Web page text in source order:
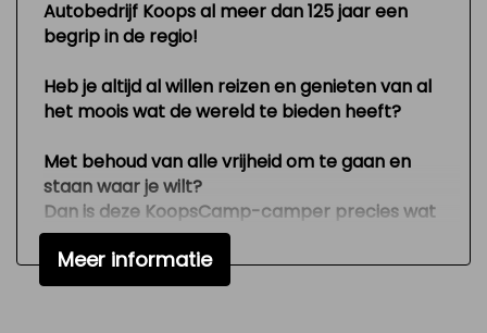
Exterieur
Buitenspiegels elektrisch verstelbaar
Lichtmetalen velgen
Parkeersensor achter
Trekhaak
Zijschuifdeur rechts
Interieur
Autobedrijf Koops al meer dan 125 jaar een
begrip in de regio!
Heb je altijd al willen reizen en genieten van al
het moois wat de wereld te bieden heeft?
Met behoud van alle vrijheid om te gaan en
staan waar je wilt?
Dan is deze KoopsCamp-camper precies wat
je zoekt.
Deze mooie, in topstaat verkerende
buscamper (4 slaapplaatsen) is gemaakt in
Meer informatie